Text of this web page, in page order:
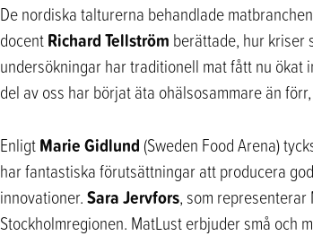
De nordiska talturerna behandlade
docentRichard Tellström berättade, hur kriser
undersökningar har traditionell mat fått nu ökat
del av oss har börjat äta ohälsosammare än
EnligtMarie Gidlund (Sweden Food Arena)
har fantastiska förutsättningar att producera
innovationer.Sara Jervfors, som
Stockholmregionen. MatLust erbjuder små och